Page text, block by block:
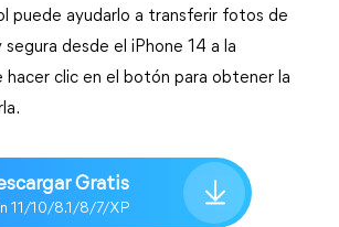
puede ayudarlo a transferir fotos de
segura desde el iPhone 14 a la
hacer clic en el botón para obtener la
Gratis
11/10/8.1/8/7/XP